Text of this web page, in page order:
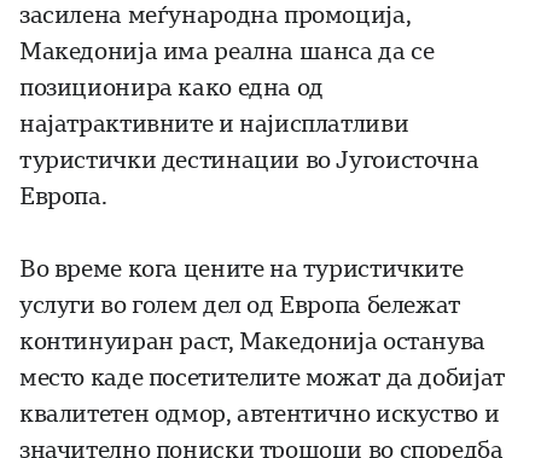
засилена меѓународна промоција,
Македонија има реална шанса да се
позиционира како една од
најатрактивните и најисплатливи
туристички дестинации во Југоисточна
Европа.
Во време кога цените на туристичките
услуги во голем дел од Европа бележат
континуиран раст, Македонија останува
место каде посетителите можат да добијат
квалитетен одмор, автентично искуство и
значително пониски трошоци во споредба